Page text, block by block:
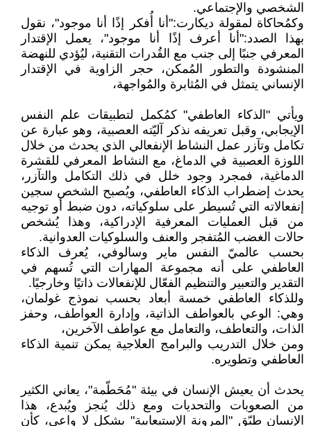
الشخصي والإجتماعي.
وكمُحاكاة لمقولة ديكارت:"أنا أُفكر إذًا أنا موجود"، نقول
بهذا الصدد:"أنا أعرف إذًا أنا موجود"، يعمل الإقتدار
المعرفي جنبًا إلى جنب مع القُدرات التقنية، ليُؤدي للنهضة
المنشودة والتطور المُمكن، حجر الزاوية في الإقتدار
الإنساني يتمثل في المُثابرة والمُواجهة،
ويأتي "الذكاء العاطفي" كمُكمل لتطبيقات علم النفس
الإيجابي، وقبل تعريفه نذكر آليّته العصبية، وهو عبارة عن
تكامل وتآزر عمل النشاط الإنفعالي الذي يحدث من خلال
اللوزة العصبية في الدماغ، مع النشاط المعرفي للقشرة
الدماغية، فمجرد وجود خلل في ذلك التكامل والتآزر،
يحدث إضطراب الذكاء العاطفي، ويُصبح الشخص سجين
إنفعالاته التي تُسيطر على سلوكياته، دون ضبط أو توجيه
من قبل العمليات المعرفية الإدراكية، وهذا يُشخص
حالات الغضب المُتفجر والعنف والسلوكيات العدوانية.
بحسب عالميّ النفس ماير وسالوفي، يُعرف الذكاء
العاطفي على أنه مجموعة المهارات التي تُسهم في
التقدير والتعبير والتنظيم الفعّال للإنفعالات ذاتيًا وخارجيًا.
وللذكاء العاطفي خمسة أبعاد بحسب نموذج غولمان،
وهي: الوعي بالعواطف الذاتية، وإدارة العواطف، وحفز
الذات، والتعاطف، والتعامل مع عواطف الآخرين،
ومن خلال التدريب والبرامج العلاجية يمكن تنمية الذكاء
العاطفي وتطويره.
يحدث أن يعيش الإنسان في بيئة "مُحَطّمة"، يعاني الكثير
من الصعوبات والتحديات ومع ذلك يُنجز ويُبدع، هذا
الإنسان طبّق "المرونة الإستيعابية" بشكل لا واعي، كأن